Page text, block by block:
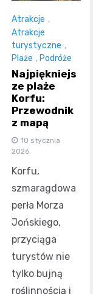
Atrakcje ,
Atrakcje
turystyczne ,
Plaże ,Podróże
Najpiękniejs
ze plaże
Korfu:
Przewodnik
z mapą
10 stycznia
2026
Korfu,
szmaragdowa
perła Morza
Jońskiego,
przyciąga
turystów nie
tylko bujną
roślinnością i